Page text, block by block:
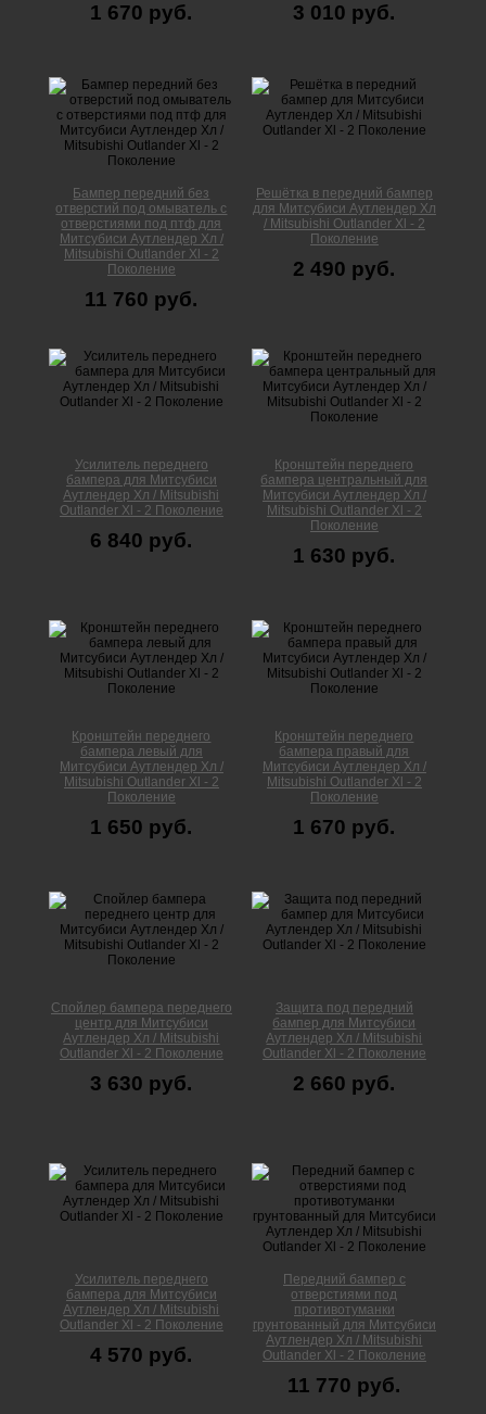
1 670 руб. 3 010 руб.
Бампер передний без
отверстий под омыватель с
отверстиями под птф для
Митсубиси Аутлендер Xл /
Mitsubishi Outlander Xl - 2
Поколение
11 760 руб.
Решётка в передний бампер
для Митсубиси Аутлендер Xл
/ Mitsubishi Outlander Xl - 2
Поколение
2 490 руб.
Усилитель переднего
бампера для Митсубиси
Аутлендер Xл / Mitsubishi
Outlander Xl - 2 Поколение
6 840 руб.
Кронштейн переднего
бампера центральный для
Митсубиси Аутлендер Xл /
Mitsubishi Outlander Xl - 2
Поколение
1 630 руб.
Кронштейн переднего
бампера левый для
Митсубиси Аутлендер Xл /
Mitsubishi Outlander Xl - 2
Поколение
1 650 руб.
Кронштейн переднего
бампера правый для
Митсубиси Аутлендер Xл /
Mitsubishi Outlander Xl - 2
Поколение
1 670 руб.
Спойлер бампера переднего
центр для Митсубиси
Аутлендер Xл / Mitsubishi
Outlander Xl - 2 Поколение
3 630 руб.
Защита под передний
бампер для Митсубиси
Аутлендер Xл / Mitsubishi
Outlander Xl - 2 Поколение
2 660 руб.
Усилитель переднего
бампера для Митсубиси
Аутлендер Xл / Mitsubishi
Outlander Xl - 2 Поколение
4 570 руб.
Передний бампер с
отверстиями под
противотуманки
грунтованный для Митсубиси
Аутлендер Xл / Mitsubishi
Outlander Xl - 2 Поколение
11 770 руб.